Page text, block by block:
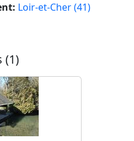
Loir-et-Cher (41)
(1)